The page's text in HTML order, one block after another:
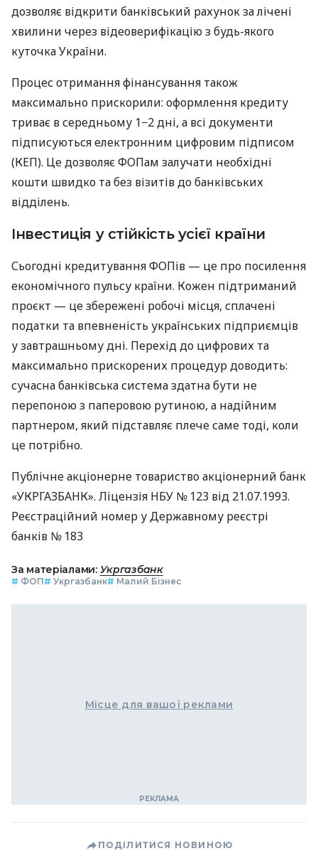
дозволяє відкрити банківський рахунок за лічені
хвилини через відеоверифікацію з будь-якого
куточка України.
Процес отримання фінансування також
максимально прискорили: оформлення кредиту
триває в середньому 1−2 дні, а всі документи
підписуються електронним цифровим підписом
(КЕП). Це дозволяє ФОПам залучати необхідні
кошти швидко та без візитів до банківських
відділень.
Інвестиція у стійкість усієї країни
Сьогодні кредитування ФОПів — це про посилення
економічного пульсу країни. Кожен підтриманий
проєкт — це збережені робочі місця, сплачені
податки та впевненість українських підприємців
у завтрашньому дні. Перехід до цифрових та
максимально прискорених процедур доводить:
сучасна банківська система здатна бути не
перепоною з паперовою рутиною, а надійним
партнером, який підставляє плече саме тоді, коли
це потрібно.
Публічне акціонерне товариство акціонерний банк
«УКРГАЗБАНК». Ліцензія НБУ № 123 від 21.07.1993.
Реєстраційний номер у Державному реєстрі
банків № 183
За матеріалами: Укргазбанк
# ФОП# Укргазбанк# Малий Бізнес
Місце для вашої реклами
ПОДІЛИТИСЯ НОВИНОЮ